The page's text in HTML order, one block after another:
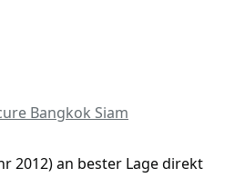
Bangkok Siam
2012) an bester Lage direkt